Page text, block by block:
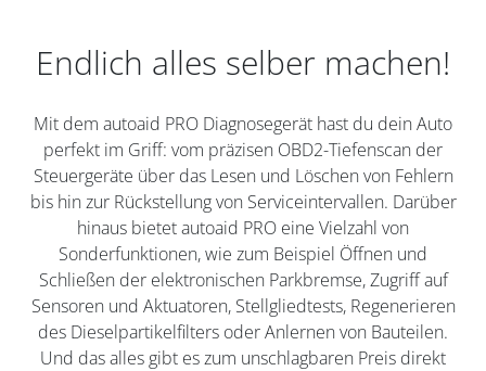
Endlich alles selber machen!
Mit dem autoaid PRO Diagnosegerät hast du dein Auto
perfekt im Griff: vom präzisen OBD2-Tiefenscan der
Steuergeräte über das Lesen und Löschen von Fehlern
bis hin zur Rückstellung von Serviceintervallen. Darüber
hinaus bietet autoaid PRO eine Vielzahl von
Sonderfunktionen, wie zum Beispiel Öffnen und
Schließen der elektronischen Parkbremse, Zugriff auf
Sensoren und Aktuatoren, Stellgliedtests, Regenerieren
des Dieselpartikelfilters oder Anlernen von Bauteilen.
Und das alles gibt es zum unschlagbaren Preis direkt